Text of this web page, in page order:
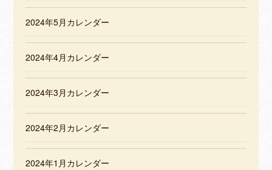
2024年5月カレンダー
2024年4月カレンダー
2024年3月カレンダー
2024年2月カレンダー
2024年1月カレンダー